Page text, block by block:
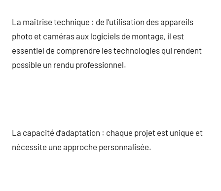
La maîtrise technique : de l’utilisation des appareils
photo et caméras aux logiciels de montage, il est
essentiel de comprendre les technologies qui rendent
possible un rendu professionnel.
La capacité d’adaptation : chaque projet est unique et
nécessite une approche personnalisée.